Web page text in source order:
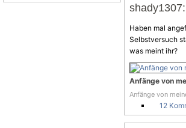
Haben mal
Selbstversuch
was meint ihr?
Anfänge von
Anfänge von
12